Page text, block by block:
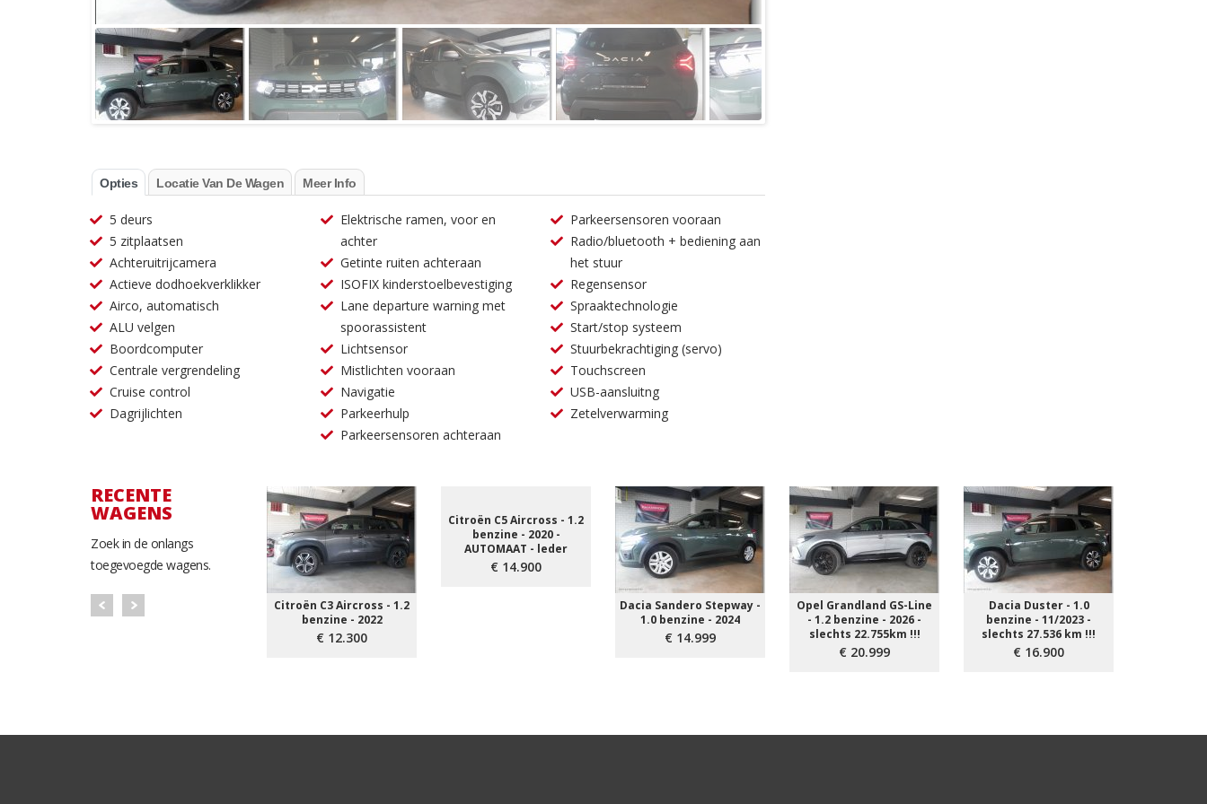
Opties Locatie Van De Wagen Meer Info
5 deurs
5 zitplaatsen
Achteruitrijcamera
Actieve dodhoekverklikker
Airco, automatisch
ALU velgen
Boordcomputer
Centrale vergrendeling
Cruise control
Dagrijlichten
Elektrische ramen, voor en
achter
Getinte ruiten achteraan
ISOFIX kinderstoelbevestiging
Lane departure warning met
spoorassistent
Lichtsensor
Mistlichten vooraan
Navigatie
Parkeerhulp
Parkeersensoren achteraan
Parkeersensoren vooraan
Radio/bluetooth + bediening aan
het stuur
Regensensor
Spraaktechnologie
Start/stop systeem
Stuurbekrachtiging (servo)
Touchscreen
USB-aansluitng
Zetelverwarming
RECENTE
WAGENS
Zoek in de onlangs
toegevoegde wagens.
Citroën C3 Aircross - 1.2
benzine - 2022
€ 12.300
Citroën C5 Aircross - 1.2
benzine - 2020 -
AUTOMAAT - leder
€ 14.900
Dacia Sandero Stepway -
1.0 benzine - 2024
€ 14.999
Opel Grandland GS-Line
- 1.2 benzine - 2026 -
slechts 22.755km !!!
€ 20.999
Dacia Duster - 1.0
benzine - 11/2023 -
slechts 27.536 km !!!
€ 16.900